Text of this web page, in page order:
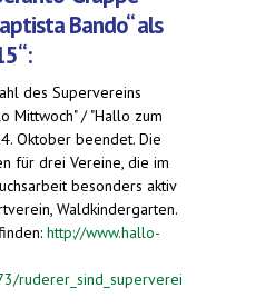
Bando“ als
des Supervereins
Mittwoch" / "Hallo zum
Oktober beendet. Die
für drei Vereine, die im
besonders aktiv
Waldkindergarten.
http://www.hallo-
ruderer_sind_superverei